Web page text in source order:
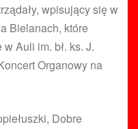
wpisujący się w
Bielanach, które
Auli im. bł. ks. J.
Organowy na
Dobre